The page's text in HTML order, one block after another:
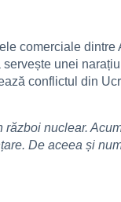
comerciale
unei
conflictul din
nuclear.
De aceea și